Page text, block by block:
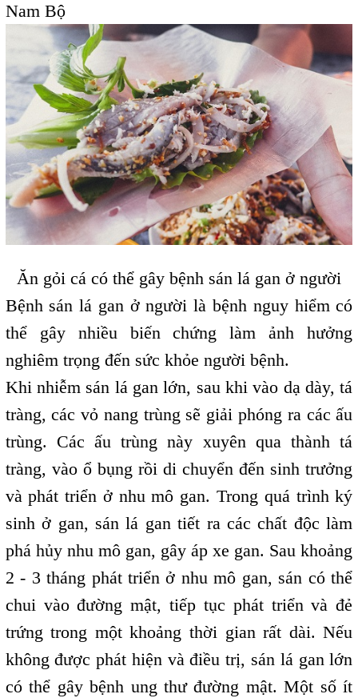
Nam Bộ
Ăn gỏi cá có thể gây bệnh sán lá gan ở người
Bệnh sán lá gan ở người là bệnh nguy hiểm có
thể gây nhiều biến chứng làm ảnh hưởng
nghiêm trọng đến sức khỏe người bệnh.
Khi nhiễm sán lá gan lớn, sau khi vào dạ dày, tá
tràng, các vỏ nang trùng sẽ giải phóng ra các ấu
trùng. Các ấu trùng này xuyên qua thành tá
tràng, vào ổ bụng rồi di chuyển đến sinh trưởng
và phát triển ở nhu mô gan. Trong quá trình ký
sinh ở gan, sán lá gan tiết ra các chất độc làm
phá hủy nhu mô gan, gây áp xe gan. Sau khoảng
2 - 3 tháng phát triển ở nhu mô gan, sán có thể
chui vào đường mật, tiếp tục phát triển và đẻ
trứng trong một khoảng thời gian rất dài. Nếu
không được phát hiện và điều trị, sán lá gan lớn
có thể gây bệnh ung thư đường mật. Một số ít